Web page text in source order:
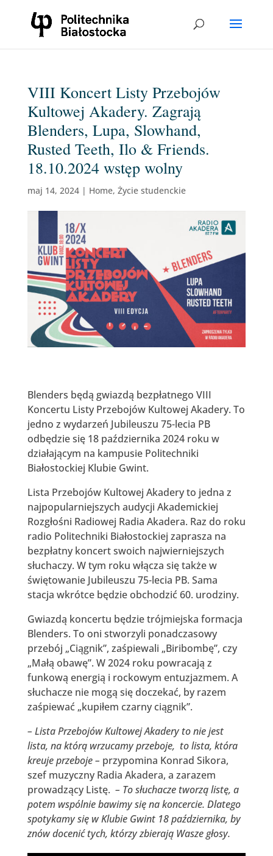
VIII Koncert Listy Przebojów
Kultowej Akadery. Zagrają
Blenders, Lupa, Slowhand,
Rusted Teeth, Ilo & Friends.
18.10.2024 wstęp wolny
maj 14, 2024| Home, Życie studenckie
Blenders będą gwiazdą bezpłatnego VIII
Koncertu Listy Przebojów Kultowej Akadery. To
jedno z wydarzeń Jubileuszu 75-lecia PB
odbędzie się 18 października 2024 roku w
działającym na kampusie Politechniki
Białostockiej Klubie Gwint.
Lista Przebojów Kultowej Akadery to jedna z
najpopularniejszych audycji Akademickiej
Rozgłośni Radiowej Radia Akadera. Raz do roku
radio Politechniki Białostockiej zaprasza na
bezpłatny koncert swoich najwierniejszych
słuchaczy. W tym roku włącza się także w
świętowanie Jubileuszu 75-lecia PB. Sama
stacja wkrótce będzie obchodzić 60. urodziny.
Gwiazdą koncertu będzie trójmiejska formacja
Blenders. To oni stworzyli ponadczasowy
przebój „Ciągnik”, zaśpiewali „Biribombę”, czy
„Małą obawę”. W 2024 roku powracają z
funkową energią i rockowym entuzjazmem. A
słuchacze nie mogą się doczekać, by razem
zaśpiewać „kupiłem czarny ciągnik”.
– Lista Przebojów Kultowej Akadery to nie jest
lista, na którą wrzucamy przeboje, to lista, która
kreuje przeboje – przypomina Konrad Sikora,
szef muzyczny Radia Akadera, a zarazem
prowadzący Listę. – To słuchacze tworzą listę, a
potem wspólnie bawimy się na koncercie. Dlatego
spotykamy się w Klubie Gwint 18 października, by
znów docenić tych, którzy zbierają Wasze głosy.